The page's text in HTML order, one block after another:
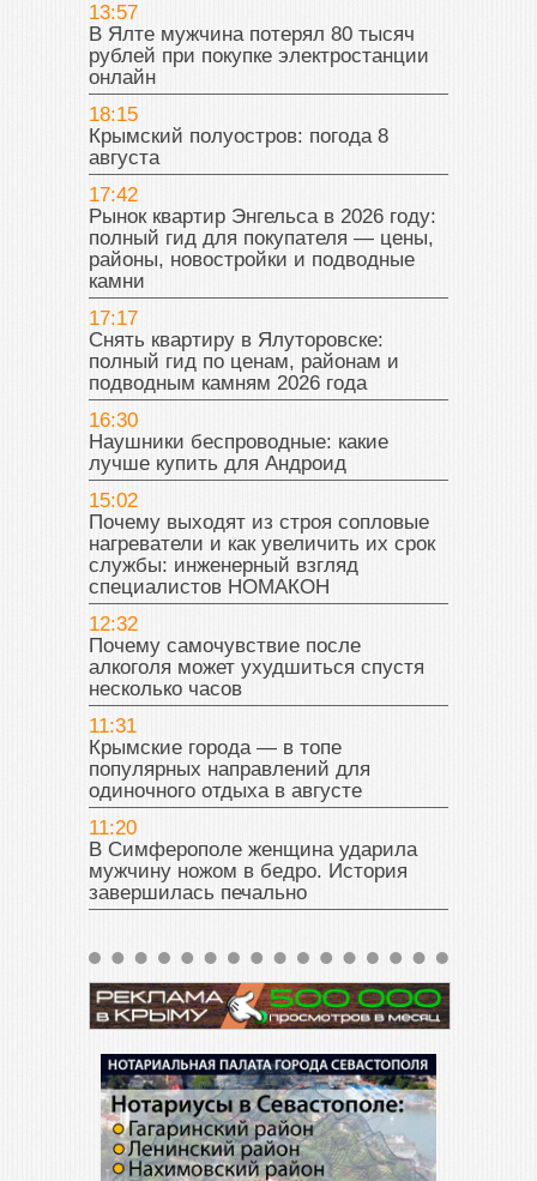
13:57
В Ялте мужчина потерял 80 тысяч
рублей при покупке электростанции
онлайн
18:15
Крымский полуостров: погода 8
августа
17:42
Рынок квартир Энгельса в 2026 году:
полный гид для покупателя — цены,
районы, новостройки и подводные
камни
17:17
Снять квартиру в Ялуторовске:
полный гид по ценам, районам и
подводным камням 2026 года
16:30
Наушники беспроводные: какие
лучше купить для Андроид
15:02
Почему выходят из строя сопловые
нагреватели и как увеличить их срок
службы: инженерный взгляд
специалистов НОМАКОН
12:32
Почему самочувствие после
алкоголя может ухудшиться спустя
несколько часов
11:31
Крымские города — в топе
популярных направлений для
одиночного отдыха в августе
11:20
В Симферополе женщина ударила
мужчину ножом в бедро. История
завершилась печально